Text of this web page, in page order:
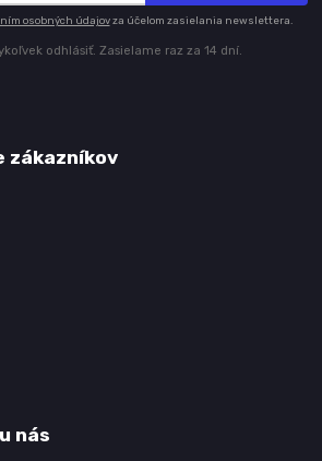
osobných údajovza účelom zasielania newslettera.
odhlásiť. Zasielame raz za 14 dní.
zákazníkov
nás